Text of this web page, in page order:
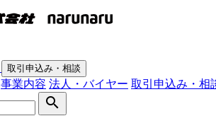
取引申込み・相談
事業内容 法人・バイヤー 取引申込み・相
search